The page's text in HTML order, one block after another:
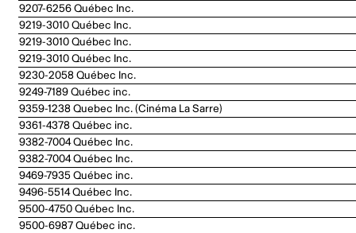
9207-6256 Québec Inc.
9219-3010 Québec Inc.
9219-3010 Québec Inc.
9219-3010 Québec Inc.
9230-2058 Québec Inc.
9249-7189 Québec inc.
9359-1238 Quebec Inc. (Cinéma La Sarre)
9361-4378 Québec inc.
9382-7004 Québec Inc.
9382-7004 Québec Inc.
9469-7935 Québec inc.
9496-5514 Québec Inc.
9500-4750 Québec Inc.
9500-6987 Québec inc.